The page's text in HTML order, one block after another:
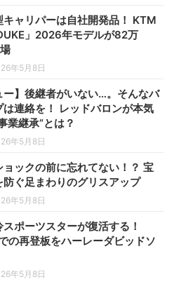
キャリパーは自社開発品！ KTM
」2026年モデルが82万
年5月8日
ー】後継者がいない…。そんなバ
は連絡を！ レッドバロンが本気
業継承”とは？
年5月8日
ックの前に忘れてない！？ 宝
ぐ足まわりのグリスアップ
年5月8日
スポーツスターが復活する！
の再登板をハーレーダビッドソ
年5月8日